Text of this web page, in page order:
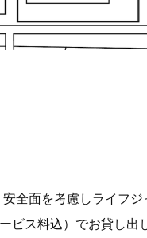
全面を考慮しライフ
ビス料込）でお貸し出